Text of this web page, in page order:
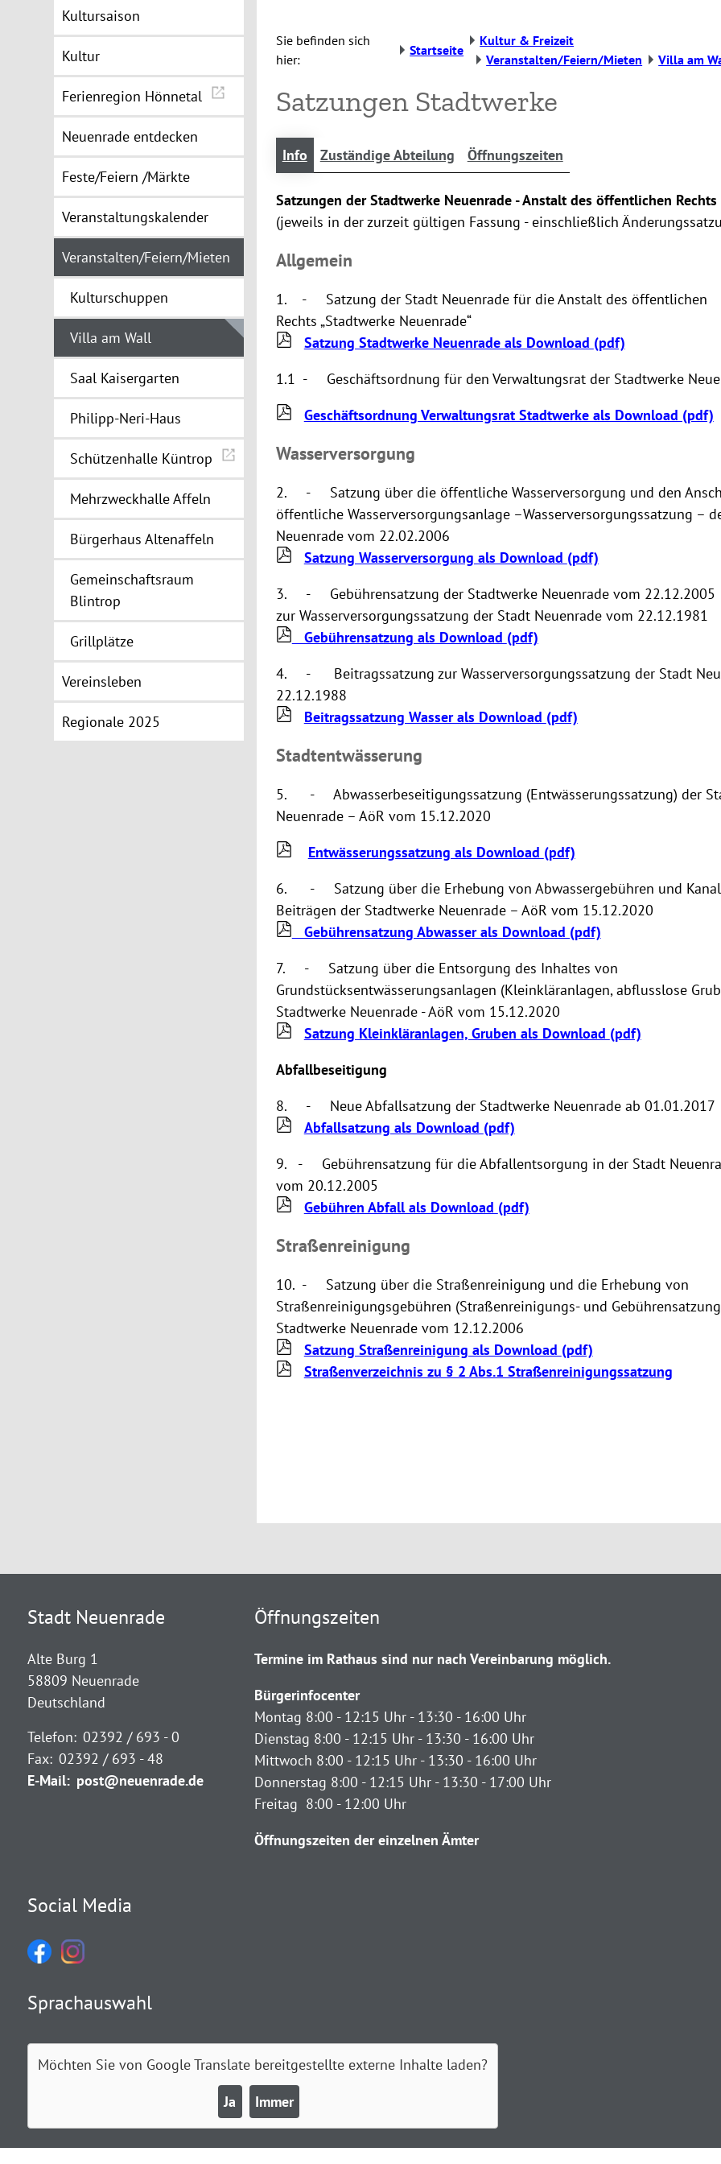
Kultursaison
Kultur
Ferienregion Hönnetal
Neuenrade entdecken
Feste/Feiern /Märkte
Veranstaltungskalender
Veranstalten/Feiern/Mieten
Kulturschuppen
Villa am Wall
Saal Kaisergarten
Philipp-Neri-Haus
Schützenhalle Küntrop
Mehrzweckhalle Affeln
Bürgerhaus Altenaffeln
Gemeinschaftsraum
Blintrop
Grillplätze
Vereinsleben
Regionale 2025
Sie befinden sich
hier:
Startseite
Kultur & Freizeit
Veranstalten/Feiern/Mieten
Villa am
Satzungen Stadtwerke
Info Zuständige Abteilung Öffnungszeiten
Satzungen der Stadtwerke Neuenrade - Anstalt des öffentlichen Rechts
(jeweils in der zurzeit gültigen Fassung - einschließlich
Allgemein
1. - Satzung der Stadt Neuenrade für die Anstalt des öffentlichen
Rechts „Stadtwerke Neuenrade“
Satzung Stadtwerke Neuenrade als Download (pdf)
1.1 - Geschäftsordnung für den Verwaltungsrat der Stadtwerke
Geschäftsordnung Verwaltungsrat Stadtwerke als Download (pdf)
Wasserversorgung
2. - Satzung über die öffentliche Wasserversorgung und den
öffentliche Wasserversorgungsanlage –Wasserversorgungssatzung –
Neuenrade vom 22.02.2006
Satzung Wasserversorgung als Download (pdf)
3. - Gebührensatzung der Stadtwerke Neuenrade vom 22.12.2005
zur Wasserversorgungssatzung der Stadt Neuenrade vom 22.12.1981
Gebührensatzung als Download (pdf)
4. - Beitragssatzung zur Wasserversorgungssatzung der Stadt
22.12.1988
Beitragssatzung Wasser als Download (pdf)
Stadtentwässerung
5. - Abwasserbeseitigungssatzung (Entwässerungssatzung) der
Neuenrade – AöR vom 15.12.2020
Entwässerungssatzung als Download (pdf)
6. - Satzung über die Erhebung von Abwassergebühren und
Beiträgen der Stadtwerke Neuenrade – AöR vom 15.12.2020
Gebührensatzung Abwasser als Download (pdf)
7. - Satzung über die Entsorgung des Inhaltes von
Grundstücksentwässerungsanlagen (Kleinkläranlagen, abflusslose
Stadtwerke Neuenrade - AöR vom 15.12.2020
Satzung Kleinkläranlagen, Gruben als Download (pdf)
Abfallbeseitigung
8. - Neue Abfallsatzung der Stadtwerke Neuenrade ab 01.01.2017
Abfallsatzung als Download (pdf)
9. - Gebührensatzung für die Abfallentsorgung in der Stadt
vom 20.12.2005
Gebühren Abfall als Download (pdf)
Straßenreinigung
10. - Satzung über die Straßenreinigung und die Erhebung von
Straßenreinigungsgebühren (Straßenreinigungs- und
Stadtwerke Neuenrade vom 12.12.2006
Satzung Straßenreinigung als Download (pdf)
Straßenverzeichnis zu § 2 Abs.1 Straßenreinigungssatzung
Stadt Neuenrade
Alte Burg 1
58809 Neuenrade
Deutschland
Telefon: 02392 / 693 - 0
Fax: 02392 / 693 - 48
E-Mail: post@neuenrade.de
Öffnungszeiten
Termine im Rathaus sind nur nach Vereinbarung möglich.
Bürgerinfocenter
Montag 8:00 - 12:15 Uhr - 13:30 - 16:00 Uhr
Dienstag 8:00 - 12:15 Uhr - 13:30 - 16:00 Uhr
Mittwoch 8:00 - 12:15 Uhr - 13:30 - 16:00 Uhr
Donnerstag 8:00 - 12:15 Uhr - 13:30 - 17:00 Uhr
Freitag 8:00 - 12:00 Uhr
Öffnungszeiten der einzelnen Ämter
Social Media
Sprachauswahl
Möchten Sie von Google Translatebereitgestellte externe Inhalte laden?
Ja Immer